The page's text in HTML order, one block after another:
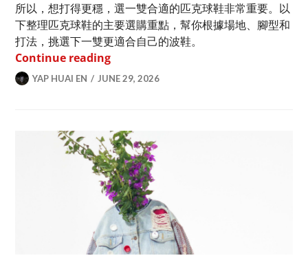
所以，想打得更穩，選一雙合適的匹克球鞋非常重要。以
下整理匹克球鞋的主要選購重點，幫你根據場地、腳型和
打法，挑選下一雙更適合自己的波鞋。
Continue reading匹克球鞋選購指南｜室内室外球鞋推薦
YAP HUAI EN JUNE 29, 2026